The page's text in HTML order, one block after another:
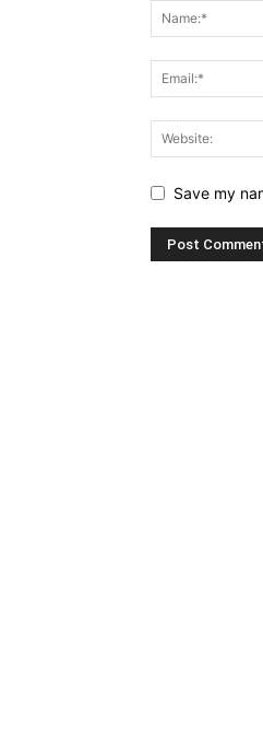
Save my